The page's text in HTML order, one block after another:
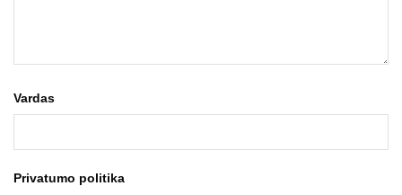
Vardas
Privatumo politika